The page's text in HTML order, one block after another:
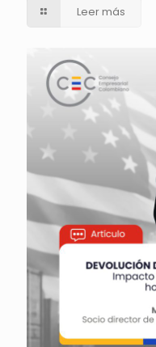
Leer más